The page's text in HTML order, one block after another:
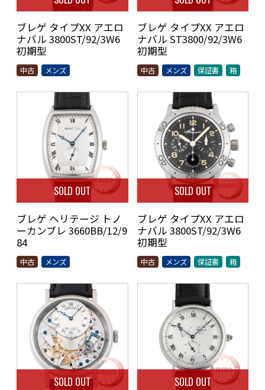
ブレゲ タイプXX アエロ
ナバル 3800ST/92/3W6
初期型
中古 メンズ
ブレゲ タイプXX アエロ
ナバル ST3800/92/3W6
初期型
中古 メンズ 保証書 箱
SOLD OUT
ブレゲ ヘリテージ トノ
ーカンブレ 3660BB/12/9
84
中古 メンズ
SOLD OUT
ブレゲ タイプXX アエロ
ナバル 3800ST/92/3W6
初期型
中古 メンズ 保証書 箱
SOLD OUT SOLD OUT